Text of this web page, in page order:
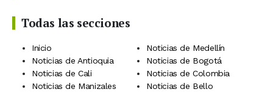
Todas las secciones
Inicio
Noticias de Medellín
Noticias de Antioquia
Noticias de Bogotá
Noticias de Cali
Noticias de Colombia
Noticias de Manizales
Noticias de Bello